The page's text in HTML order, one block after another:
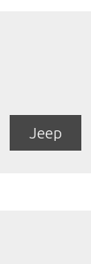
Jeep